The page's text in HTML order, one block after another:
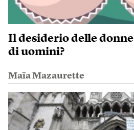
Il desiderio delle
di uomini?
Maïa Mazaurette